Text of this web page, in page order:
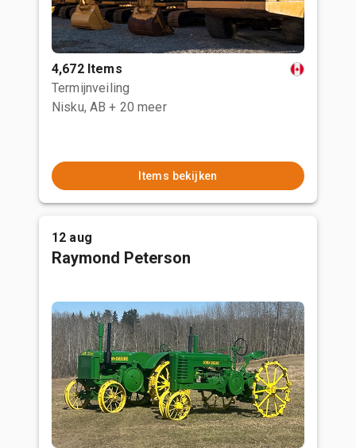
4,672 Items
Termijnveiling
Nisku, AB + 20 meer
Items bekijken
12 aug
Raymond Peterson